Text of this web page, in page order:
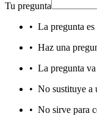
Tu pregunta
• La pregunta
• Haz una
• La pregunta
• No sustituye a
• No sirve para